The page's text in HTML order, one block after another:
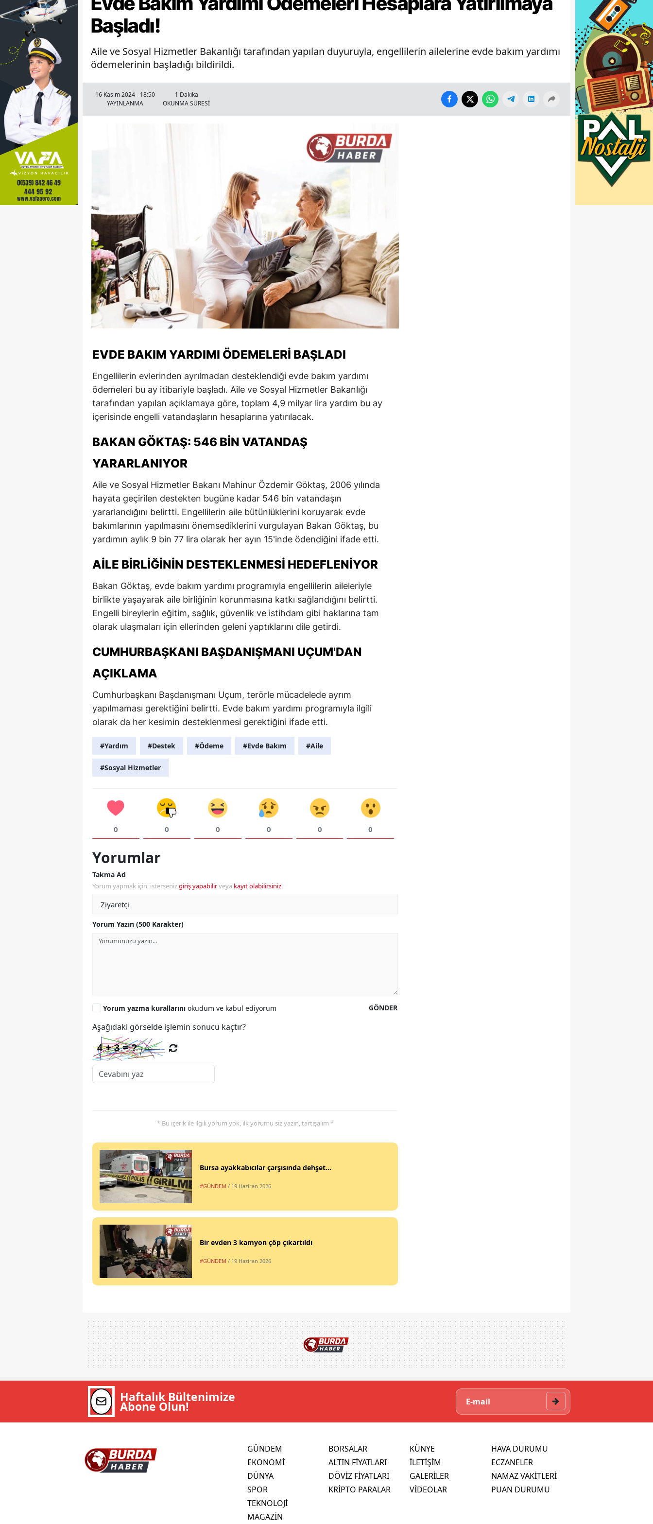
Başladı!
Aile ve Sosyal Hizmetler Bakanlığı tarafından yapılan duyuruyla, engellilerin ailelerine evde bakım yardımı
ödemelerinin başladığı bildirildi.
16 Kasım 2024 - 18:50
YAYINLANMA
1 Dakika
OKUNMA SÜRESİ
EVDE BAKIM YARDIMI ÖDEMELERI BAŞLADI
Engellilerin evlerinden ayrılmadan desteklendiği evde bakım yardımı
ödemeleri bu ay itibariyle başladı. Aile ve Sosyal Hizmetler Bakanlığı
tarafından yapılan açıklamaya göre, toplam 4,9 milyar lira yardım bu ay
içerisinde engelli vatandaşların hesaplarına yatırılacak.
BAKAN GÖKTAŞ: 546 BIN VATANDAŞ
YARARLANIYOR
Aile ve Sosyal Hizmetler Bakanı Mahinur Özdemir Göktaş, 2006 yılında
hayata geçirilen destekten bugüne kadar 546 bin vatandaşın
yararlandığını belirtti. Engellilerin aile bütünlüklerini koruyarak evde
bakımlarının yapılmasını önemsediklerini vurgulayan Bakan Göktaş, bu
yardımın aylık 9 bin 77 lira olarak her ayın 15'inde ödendiğini ifade etti.
AILE BIRLIĞININ DESTEKLENMESI HEDEFLENIYOR
Bakan Göktaş, evde bakım yardımı programıyla engellilerin aileleriyle
birlikte yaşayarak aile birliğinin korunmasına katkı sağlandığını belirtti.
Engelli bireylerin eğitim, sağlık, güvenlik ve istihdam gibi haklarına tam
olarak ulaşmaları için ellerinden geleni yaptıklarını dile getirdi.
CUMHURBAŞKANI BAŞDANIŞMANI UÇUM'DAN
AÇIKLAMA
Cumhurbaşkanı Başdanışmanı Uçum, terörle mücadelede ayrım
yapılmaması gerektiğini belirtti. Evde bakım yardımı programıyla ilgili
olarak da her kesimin desteklenmesi gerektiğini ifade etti.
#Yardım #Destek #Ödeme #Evde Bakım #Aile
#Sosyal Hizmetler
0 0 0 0 0 0
Yorumlar
Takma Ad
Yorum yapmak için, istersenizgiriş yapabilirveya kayıt olabilirsiniz.
Yorum Yazın (500 Karakter)
GÖNDER
Yorum yazma kurallarını okudum ve kabul ediyorum
Aşağıdaki görselde işlemin sonucu kaçtır?
* Bu içerik ile ilgili yorum yok, ilk yorumu siz yazın, tartışalım *
Bursa ayakkabıcılar çarşısında dehşet...
#GÜNDEM / 19 Haziran 2026
Bir evden 3 kamyon çöp çıkartıldı
#GÜNDEM / 19 Haziran 2026
Haftalık Bültenimize
Abone Olun!
GÜNDEM
EKONOMİ
DÜNYA
SPOR
TEKNOLOJİ
MAGAZİN
BORSALAR
ALTIN FİYATLARI
DÖVİZ FİYATLARI
KRİPTO PARALAR
KÜNYE
İLETİŞİM
GALERİLER
VİDEOLAR
HAVA DURUMU
ECZANELER
NAMAZ VAKİTLERİ
PUAN DURUMU